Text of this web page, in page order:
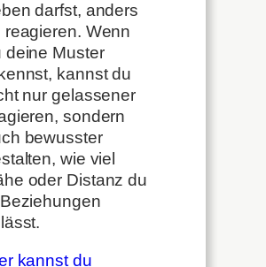
darfst, anders
reagieren. Wenn
deine Muster
kannst du
nur gelassener
sondern
bewusster
wie viel
oder Distanz du
kannst du